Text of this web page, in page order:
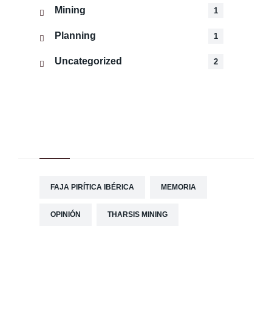
Mining 1
Planning 1
Uncategorized 2
FAJA PIRÍTICA IBÉRICA MEMORIA
OPINIÓN THARSIS MINING